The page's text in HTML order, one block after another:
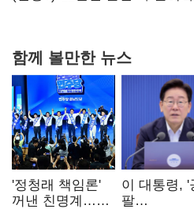
함께 볼만한 뉴스
'정청래 책임론'
꺼낸 친명계…
이 대통령, '
팔